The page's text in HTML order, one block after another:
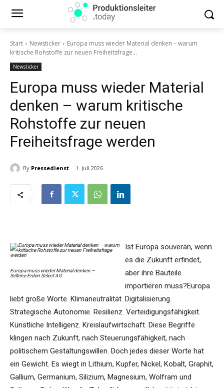
Start Newsticker
Europa muss wieder Material denken – warum
kritische Rohstoffe zur neuen Freiheitsfrage...
Newsticker
Europa muss wieder Material
denken – warum kritische
Rohstoffe zur neuen
Freiheitsfrage werden
By Pressedienst 1. Juli 2026
Europa muss wieder Material denken –
Seltene Erden Select AG
Ist Europa souverän, wenn
es die Zukunft erfindet,
aber ihre Bauteile
importieren muss?Europa
liebt große Worte. Klimaneutralität. Digitalisierung.
Strategische Autonomie. Resilienz. Verteidigungsfähigkeit.
Künstliche Intelligenz. Kreislaufwirtschaft. Diese Begriffe
klingen nach Zukunft, nach Steuerungsfähigkeit, nach
politischem Gestaltungswillen. Doch jedes dieser Worte hat
ein Gewicht. Es wiegt in Lithium, Kupfer, Nickel, Kobalt, Graphit,
Gallium, Germanium, Silizium, Magnesium, Wolfram und